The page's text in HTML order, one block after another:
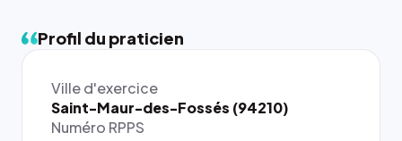
Profil du praticien
Ville d'exercice
Saint-Maur-des-Fossés (94210)
Numéro RPPS
{# 40×40
: la taille
rendue par